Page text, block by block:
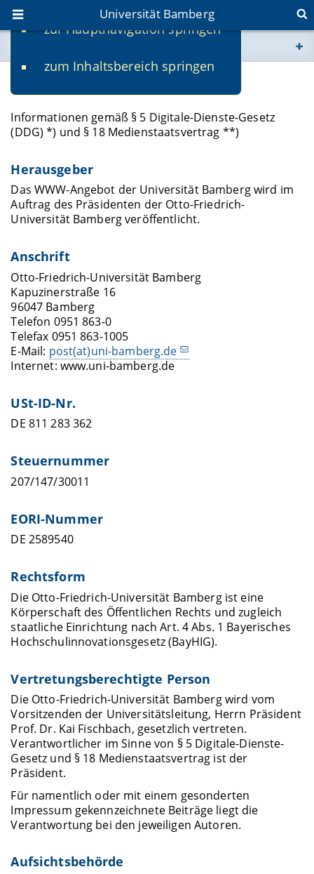
zur Hauptnavigation springen
zum Inhaltsbereich springen
Universität Bamberg
www.uni-bamberg.de
Impressum
Informationen gemäß § 5 Digitale-Dienste-Gesetz
(DDG) *) und § 18 Medienstaatsvertrag **)
Herausgeber
Das WWW-Angebot der Universität Bamberg wird im
Auftrag des Präsidenten der Otto-Friedrich-
Universität Bamberg veröffentlicht.
Anschrift
Otto-Friedrich-Universität Bamberg
Kapuzinerstraße 16
96047 Bamberg
Telefon 0951 863-0
Telefax 0951 863-1005
E-Mail: post(at)uni-bamberg.de
Internet: www.uni-bamberg.de
USt-ID-Nr.
DE 811 283 362
Steuernummer
207/147/30011
EORI-Nummer
DE 2589540
Rechtsform
Die Otto-Friedrich-Universität Bamberg ist eine
Körperschaft des Öffentlichen Rechts und zugleich
staatliche Einrichtung nach Art. 4 Abs. 1 Bayerisches
Hochschulinnovationsgesetz (BayHIG).
Vertretungsberechtigte Person
Die Otto-Friedrich-Universität Bamberg wird vom
Vorsitzenden der Universitätsleitung, Herrn Präsident
Prof. Dr. Kai Fischbach, gesetzlich vertreten.
Verantwortlicher im Sinne von § 5 Digitale-Dienste-
Gesetz und § 18 Medienstaatsvertrag ist der
Präsident.
Für namentlich oder mit einem gesonderten
Impressum gekennzeichnete Beiträge liegt die
Verantwortung bei den jeweiligen Autoren.
Aufsichtsbehörde